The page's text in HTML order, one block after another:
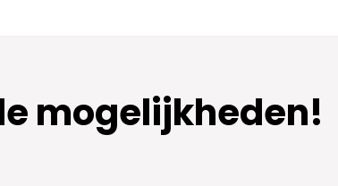
mogelijkheden!